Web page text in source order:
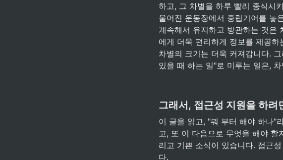
하고, 그 차별을 하루 빨리 종식시
울어진 운동장에서 중립기어를 놓
계속해서 유지하고 방관하는 것은
에게 더욱 편리하게 정보를 제공
차별의 크기는 더욱 커져갑니다.
있을 때 하는 일"로 미루는 일은,
그래서, 접근성 지원을 하려
이 글을 읽고, "뭐 부터 해야 하나"
고, 또 이 다음으로 무엇을 해야
리고 기쁜 소식이 있습니다. 접근
다.